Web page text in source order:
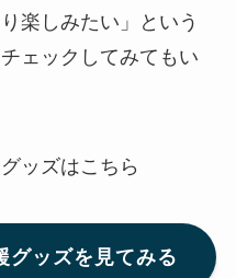
楽しみたい」という
ェックしてみてもい
ッズはこちら
グッズを見てみる